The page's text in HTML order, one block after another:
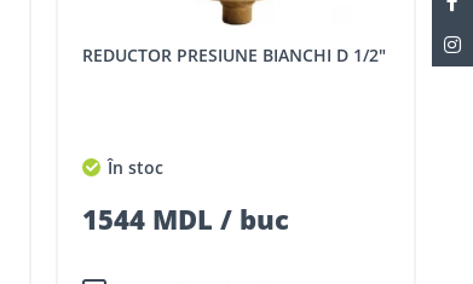
REDUCTOR PRESIUNE BIANCHI D 1/2"
În stoc
1544 MDL / buc